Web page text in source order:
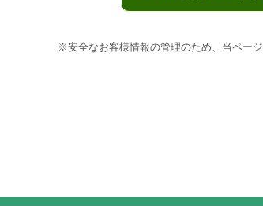
※安全なお客様情報の管理のため、当ペー